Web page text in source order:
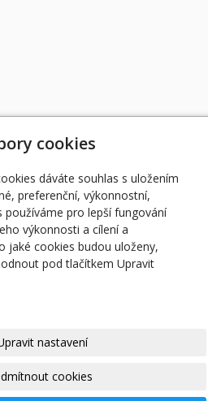
za podporu
územní svaz zapsán ve
soudem v Praze, oddíl L, vložka
cookies
dáváte souhlas s uložením
preferenční, výkonnostní,
používáme pro lepší fungování
výkonnosti a cílení a
jaké cookies budou uloženy,
pod tlačítkem Upravit
nastavení
cookies